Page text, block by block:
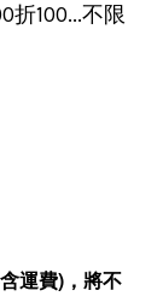
折100...不限
運費)， 將不